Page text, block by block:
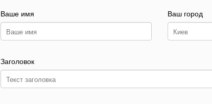
Ваше имя Ваш город
Заголовок